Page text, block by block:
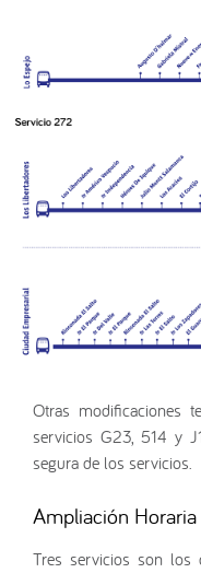
Otras modificaciones
servicios G23, 514 y
segura de los servicios.
Ampliación Horaria
Tres servicios son los